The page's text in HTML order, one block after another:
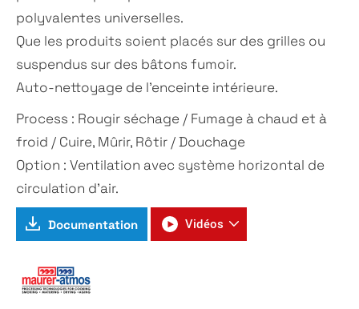
polyvalentes universelles.
Que les produits soient placés sur des grilles ou
suspendus sur des bâtons fumoir.
Auto-nettoyage de l’enceinte intérieure.
Process : Rougir séchage / Fumage à chaud et à
froid / Cuire, Mûrir, Rôtir / Douchage
Option : Ventilation avec système horizontal de
circulation d’air.
Documentation Vidéos